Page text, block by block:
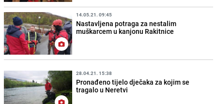
14.05.21. 09:45
Nastavljena potraga za nestalim
muškarcem u kanjonu Rakitnice
28.04.21. 15:38
Pronađeno tijelo dječaka za kojim se
tragalo u Neretvi